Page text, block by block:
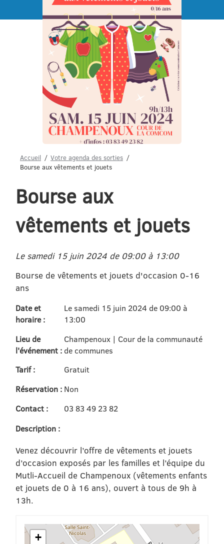
Menu
Accueil
Votre agenda des sorties
Bourse aux vêtements et jouets
Bourse aux
vêtements et jouets
Le samedi 15 juin 2024 de 09:00 à 13:00
Bourse de vêtements et jouets d'occasion 0-16
ans
Date et
horaire :
Le samedi 15 juin 2024 de 09:00 à
13:00
Lieu de
l'événement :
Champenoux | Cour de la communauté
de communes
Tarif :
Gratuit
Réservation : Non
Contact :
03 83 49 23 82
Description :
Venez découvrir l’offre de vêtements et jouets
d’occasion exposés par les familles et l’équipe du
Mutli-Accueil de Champenoux (vêtements enfants
et jouets de 0 à 16 ans), ouvert à tous de 9h à
13h.
+